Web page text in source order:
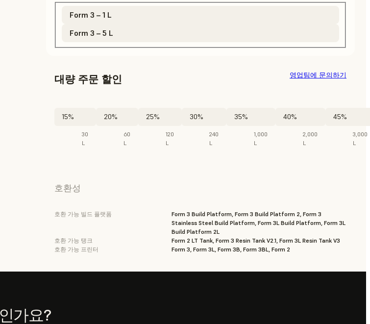
Form 3 – 1 L
Form 3 – 5 L
대량 주문 할인
15%
30
L
20%
60
L
25%
120
L
30%
240
L
35%
1,000
L
40%
2,000
L
45%
3,000
L
영업팀에 문의하기
호환성
호환 가능 빌드 플랫폼
Form 3 Build Platform, Form 3 Build Platform 2, Form 3
Stainless Steel Build Platform, Form 3L Build Platform, Form 3L
Build Platform 2L
호환 가능 탱크
Form 2 LT Tank, Form 3 Resin Tank V2.1, Form 3L Resin Tank V3
호환 가능 프린터
Form 3, Form 3L, Form 3B, Form 3BL, Form 2
가요?